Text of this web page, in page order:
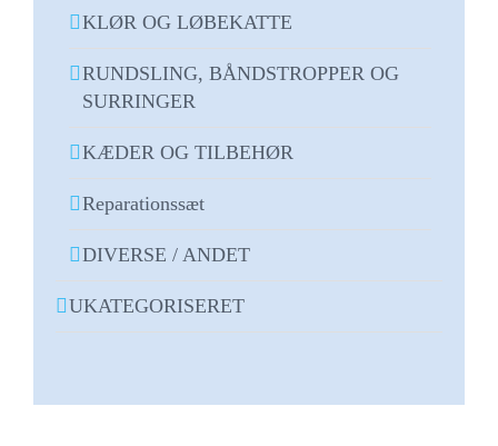
KLØR OG LØBEKATTE
RUNDSLING, BÅNDSTROPPER OG
SURRINGER
KÆDER OG TILBEHØR
Reparationssæt
DIVERSE / ANDET
UKATEGORISERET